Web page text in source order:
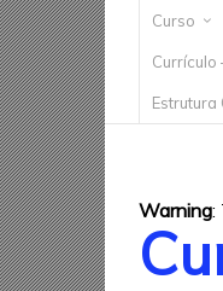
Curso
Currículo
Estrutura
Warning: